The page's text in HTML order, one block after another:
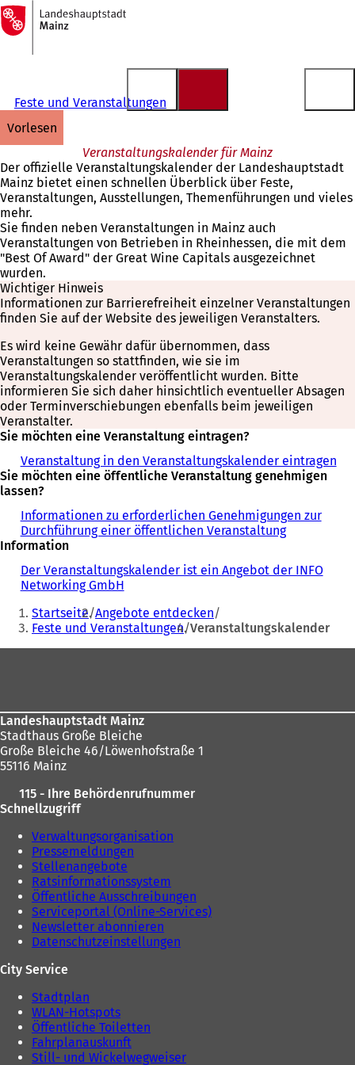
Inhalt anspringen
Zur
Startseite
Feste und Veranstaltungen
vorlesen
Veranstaltungskalender für Mainz
Der offizielle Veranstaltungskalender der Landeshauptstadt
Mainz bietet einen schnellen Überblick über Feste,
Veranstaltungen, Ausstellungen, Themenführungen und vieles
mehr.
Sie finden neben Veranstaltungen in Mainz auch
Veranstaltungen von Betrieben in Rheinhessen, die mit dem
"Best Of Award" der Great Wine Capitals ausgezeichnet
wurden.
Wichtiger Hinweis
Informationen zur Barrierefreiheit einzelner Veranstaltungen
finden Sie auf der Website des jeweiligen Veranstalters.
Es wird keine Gewähr dafür übernommen, dass
Veranstaltungen so stattfinden, wie sie im
Veranstaltungskalender veröffentlicht wurden. Bitte
informieren Sie sich daher hinsichtlich eventueller Absagen
oder Terminverschiebungen ebenfalls beim jeweiligen
Veranstalter.
Sie möchten eine Veranstaltung eintragen?
Veranstaltung in den Veranstaltungskalender eintragen
Sie möchten eine öffentliche Veranstaltung genehmigen
lassen?
Informationen zu erforderlichen Genehmigungen zur
Durchführung einer öffentlichen Veranstaltung
Information
Der Veranstaltungskalender ist ein Angebot der INFO
Networking GmbH
Sie
befinden
sich
Startseite Angebote entdecken
Feste und Veranstaltungen Veranstaltungskalender
Landeshauptstadt Mainz
Stadthaus Große Bleiche
Große Bleiche 46/Löwenhofstraße 1
55116 Mainz
115 - Ihre Behördenrufnummer
Schnellzugriff
Verwaltungsorganisation
Pressemeldungen
Stellenangebote
Ratsinformationssystem
Öffentliche Ausschreibungen
Serviceportal (Online-Services)
Newsletter abonnieren
Datenschutzeinstellungen
City Service
Stadtplan
WLAN-Hotspots
Öffentliche Toiletten
Fahrplanauskunft
Still- und Wickelwegweiser